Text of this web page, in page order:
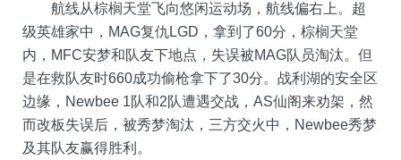
航线从棕榈天堂飞向悠闲运动场，航线偏右上。超
级英雄家中，MAG复仇LGD，拿到了60分，棕榈天堂
内，MFC安梦和队友下地点，失误被MAG队员淘汰。但
是在救队友时660成功偷枪拿下了30分。战利湖的安全区
边缘，Newbee 1队和2队遭遇交战，AS仙阁来劝架，然
而改板失误后，被秀梦淘汰，三方交火中，Newbee秀梦
及其队友赢得胜利。